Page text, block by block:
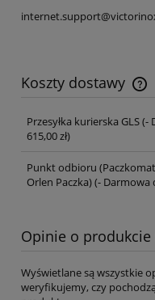
Koszty dostawy
Cena nie zawiera
Przesyłka kurierska GLS(-
615,00 zł)
Punkt odbioru
Orlen Paczka)(- Darmowa
Opinie o produkcie
Wyświetlane są wszystkie
weryfikujemy, czy